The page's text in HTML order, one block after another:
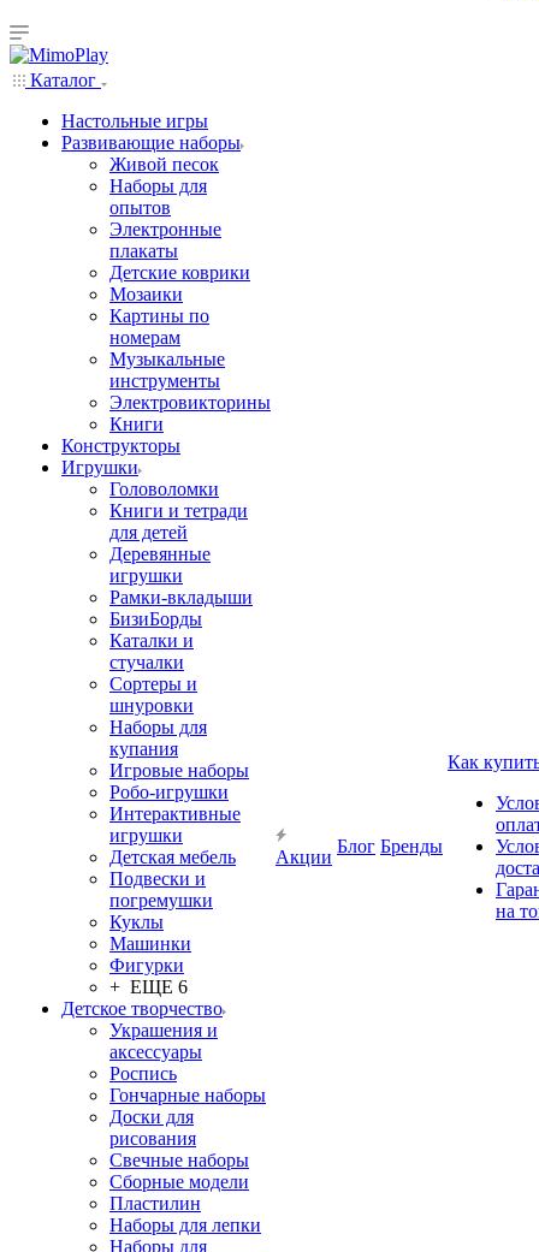
Каталог
Настольные игры
Развивающие наборы
Живой песок
Наборы для
опытов
Электронные
плакаты
Детские коврики
Мозаики
Картины по
номерам
Музыкальные
инструменты
Электровикторины
Книги
Конструкторы
Игрушки
Головоломки
Книги и тетради
для детей
Деревянные
игрушки
Рамки-вкладыши
БизиБорды
Каталки и
стучалки
Сортеры и
шнуровки
Наборы для
купания
Игровые наборы
Робо-игрушки
Интерактивные
игрушки
Детская мебель
Подвески и
погремушки
Куклы
Машинки
Фигурки
+ ЕЩЕ 6
Детское творчество
Украшения и
аксессуары
Роспись
Гончарные наборы
Доски для
рисования
Свечные наборы
Сборные модели
Пластилин
Наборы для лепки
Наборы для
Акции
Блог Бренды
Как
на